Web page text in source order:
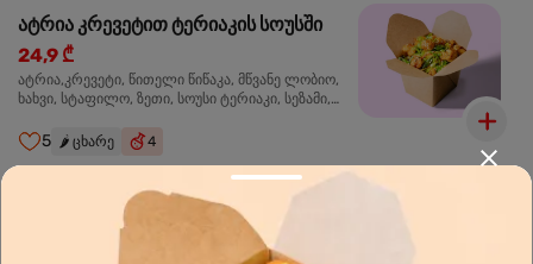
ატრია კრევეტით ტერიაკის სოუსში
24,9 ₾
ატრია,კრევეტი, წითელი წიწაკა, მწვანე ლობიო,
ხახვი, სტაფილო, ზეთი, სოუსი ტერიაკი, სეზამი,
5 🌶️ ცხარე 4
ბრინჯი კრევეტით